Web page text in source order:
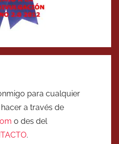
para cualquier
a través de
o des del
.